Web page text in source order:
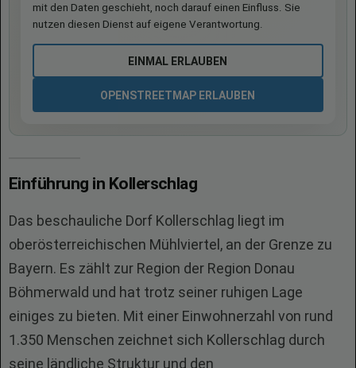
mit den Daten geschieht, noch darauf einen Einfluss. Sie
nutzen diesen Dienst auf eigene Verantwortung.
EINMAL ERLAUBEN
OPENSTREETMAP ERLAUBEN
Einführung in Kollerschlag
Das beschauliche Dorf Kollerschlag liegt im
oberösterreichischen Mühlviertel, an der Grenze zu
Bayern. Es zählt zur Region der Region Donau
Böhmerwald und hat trotz seiner ruhigen Lage
einiges zu bieten. Mit einer Einwohnerzahl von rund
1.350 Menschen zeichnet sich Kollerschlag durch
seine ländliche Struktur und den